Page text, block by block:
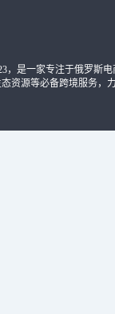
，是一家专注于俄罗斯
资源等必备跨境服务